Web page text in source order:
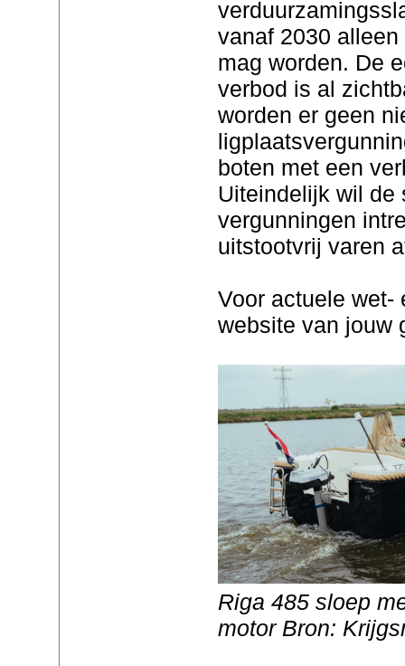
vanaf 2030
mag worden. De
verbod is al
worden er geen
boten met een
Uiteindelijk wil de
vergunningen
uitstootvrij varen
Voor actuele wet-
website van jouw
Riga 485 sloep
motor Bron: